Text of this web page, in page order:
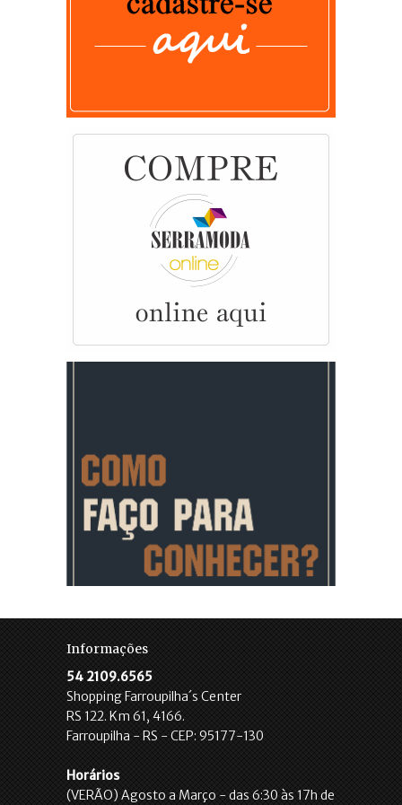
Informações
54 2109.6565
Shopping Farroupilha´s Center
RS 122. Km 61, 4166.
Farroupilha - RS - CEP: 95177-130
Horários
(VERÃO) Agosto a Março - das 6:30 às 17h de